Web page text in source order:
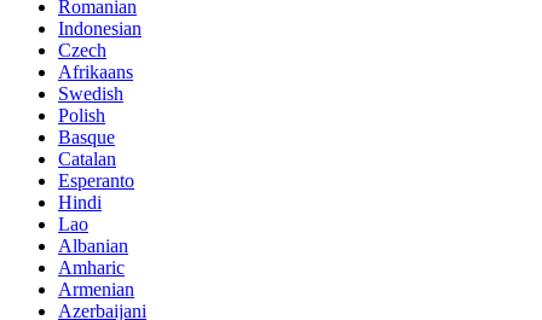
Romanian
Indonesian
Czech
Afrikaans
Swedish
Polish
Basque
Catalan
Esperanto
Hindi
Lao
Albanian
Amharic
Armenian
Azerbaijani